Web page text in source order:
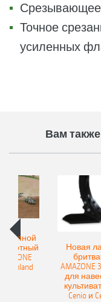
Срезывающее
Точное
усиленных
Вам
Onland
Новая
AMAZONE
для
Cenio и